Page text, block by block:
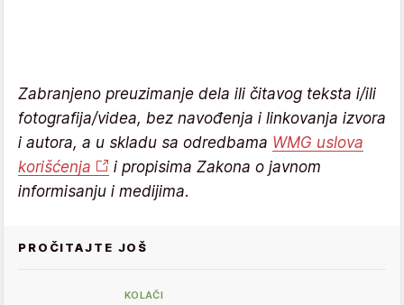
Zabranjeno preuzimanje dela ili čitavog teksta i/ili
fotografija/videa, bez navođenja i linkovanja izvora
i autora, a u skladu sa odredbama WMG uslova
korišćenja
i propisima Zakona o javnom
informisanju i medijima.
PROČITAJTE JOŠ
KOLAČI